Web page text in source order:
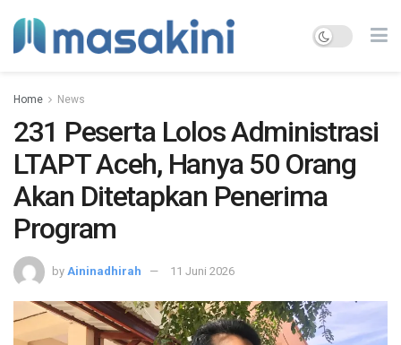
Home News
231 Peserta Lolos Administrasi
LTAPT Aceh, Hanya 50 Orang
Akan Ditetapkan Penerima
Program
by Aininadhirah 11 Juni 2026